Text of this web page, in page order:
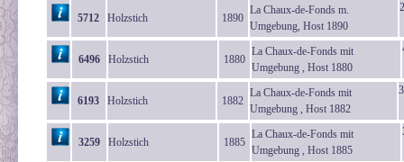
5712 Holzstich 1890
La Chaux-de-Fonds m.
Umgebung, Host 1890
6496 Holzstich 1880
La Chaux-de-Fonds mit
Umgebung , Host 1880
6193 Holzstich 1882
La Chaux-de-Fonds mit
Umgebung , Host 1882
3259 Holzstich 1885
La Chaux-de-Fonds mit
Umgebung , Host 1885